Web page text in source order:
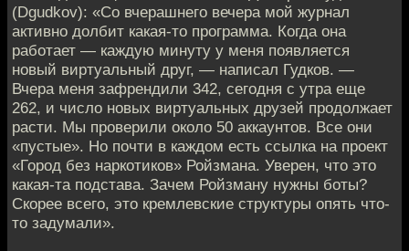
(Dgudkov): «Со вчерашнего вечера мой журнал
активно долбит какая-то программа. Когда она
работает — каждую минуту у меня появляется
новый виртуальный друг, — написал Гудков. —
Вчера меня зафрендили 342, сегодня с утра еще
262, и число новых виртуальных друзей продолжает
расти. Мы проверили около 50 аккаунтов. Все они
«пустые». Но почти в каждом есть ссылка на проект
«Город без наркотиков» Ройзмана. Уверен, что это
какая-та подстава. Зачем Ройзману нужны боты?
Скорее всего, это кремлевские структуры опять что-
то задумали».